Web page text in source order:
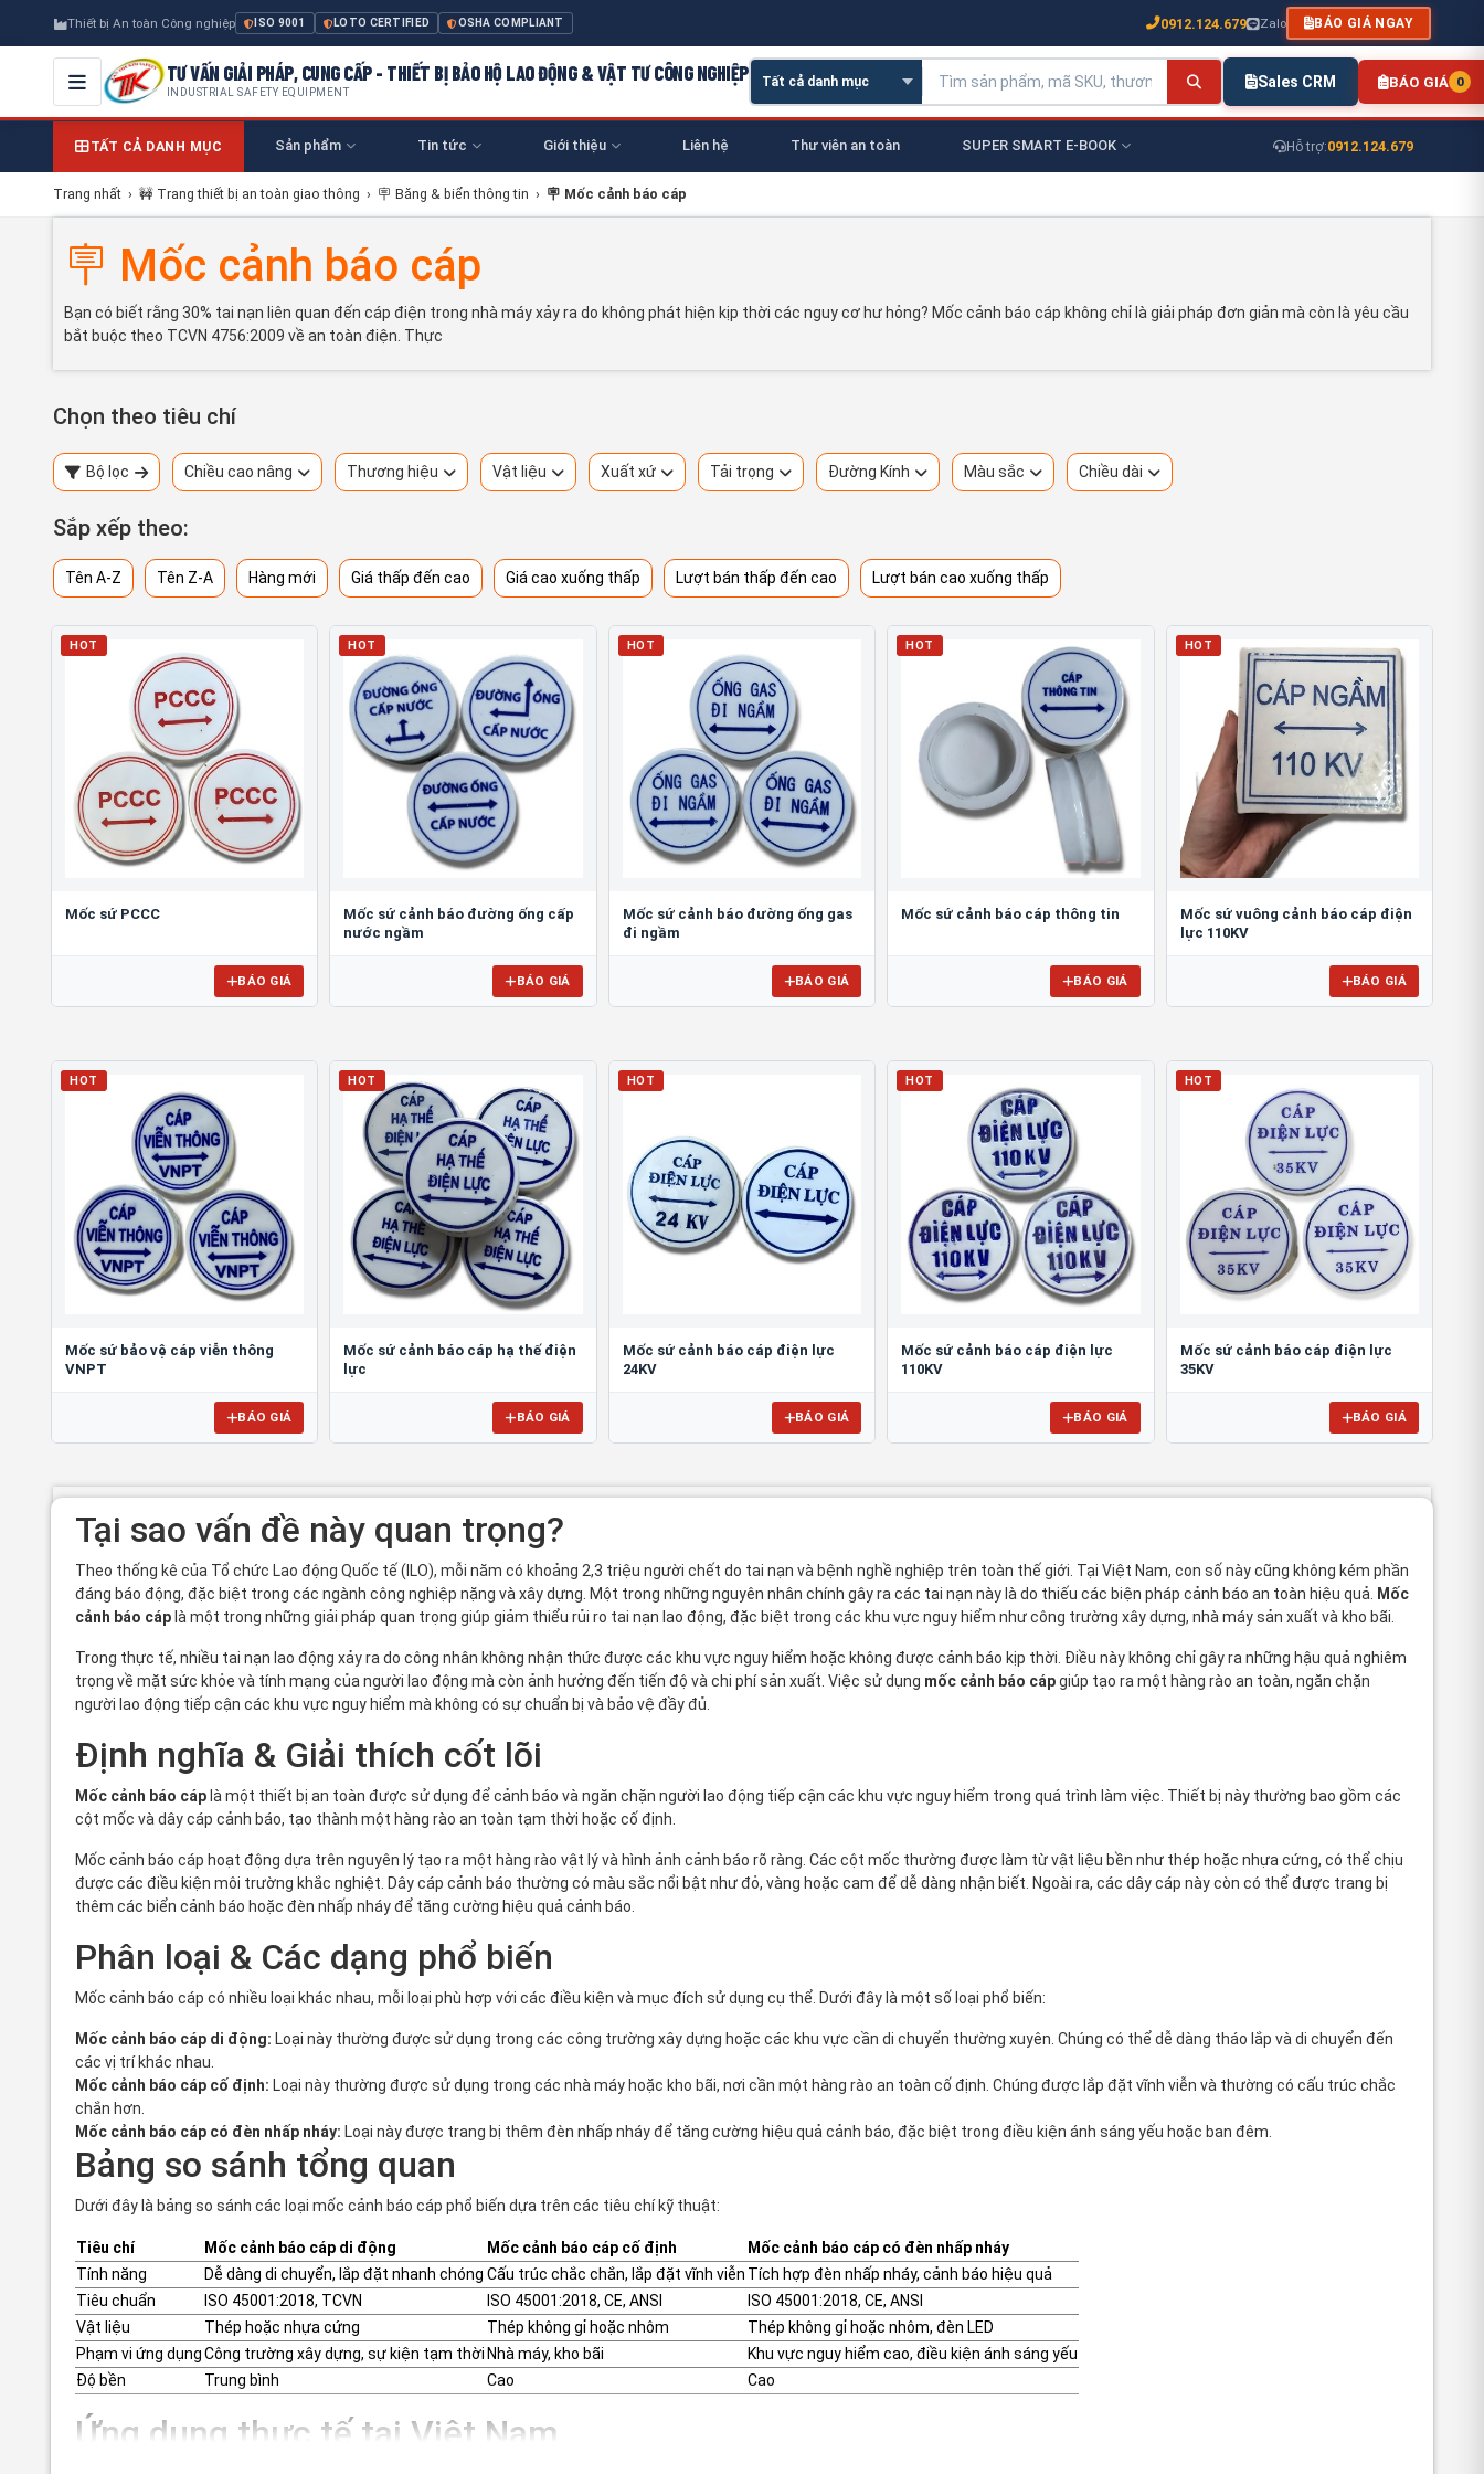
Thiết bị An toàn Công nghiệp ISO 9001 LOTO CERTIFIED OSHA COMPLIANT 0912.124.679 Zalo BÁO GIÁ NGAY
TƯ VẤN GIẢI PHÁP, CUNG CẤP - THIẾT BỊ BẢO HỘ LAO ĐỘNG & VẬT TƯ CÔNG NGHIỆP
INDUSTRIAL SAFETY EQUIPMENT
Sales CRM BÁO GIÁ 0
TẤT CẢ DANH MỤC Sản phẩm Tin tức Giới thiệu Liên hệ Thư viên an toàn SUPER SMART E-BOOK Hỗ trợ:0912.124.679
Trang nhất › 🚧 Trang thiết bị an toàn giao thông › 🪧 Băng & biển thông tin › 🪧 Mốc cảnh báo cáp
🪧 Mốc cảnh báo cáp
Bạn có biết rằng 30% tai nạn liên quan đến cáp điện trong nhà máy xảy ra do không phát hiện kịp thời các nguy cơ hư hỏng? Mốc cảnh báo cáp không chỉ là giải pháp đơn giản mà còn là yêu cầu
bắt buộc theo TCVN 4756:2009 về an toàn điện. Thực
Chọn theo tiêu chí
Bộ lọc Chiều cao nâng Thương hiệu Vật liệu Xuất xứ Tải trọng Đường Kính Màu sắc Chiều dài
Sắp xếp theo:
Tên A-Z Tên Z-A Hàng mới Giá thấp đến cao Giá cao xuống thấp Lượt bán thấp đến cao Lượt bán cao xuống thấp
HOT
​​​​​​​​​​​​​​Mốc sứ PCCC
BÁO GIÁ
HOT
Mốc sứ cảnh báo đường ống cấp
nước ngầm
BÁO GIÁ
HOT
Mốc sứ cảnh báo đường ống gas
đi ngầm
BÁO GIÁ
HOT
Mốc sứ cảnh báo cáp thông tin
BÁO GIÁ
HOT
Mốc sứ vuông cảnh báo cáp điện
lực 110KV
BÁO GIÁ
HOT
Mốc sứ bảo vệ cáp viễn thông
VNPT
BÁO GIÁ
HOT
Mốc sứ cảnh báo cáp hạ thế điện
lực
BÁO GIÁ
HOT
Mốc sứ cảnh báo cáp điện lực
24KV
BÁO GIÁ
HOT
Mốc sứ cảnh báo cáp điện lực
110KV
BÁO GIÁ
HOT
Mốc sứ cảnh báo cáp điện lực
35KV
BÁO GIÁ
Tại sao vấn đề này quan trọng?
Theo thống kê của Tổ chức Lao động Quốc tế (ILO), mỗi năm có khoảng 2,3 triệu người chết do tai nạn và bệnh nghề nghiệp trên toàn thế giới. Tại Việt Nam, con số này cũng không kém phần
đáng báo động, đặc biệt trong các ngành công nghiệp nặng và xây dựng. Một trong những nguyên nhân chính gây ra các tai nạn này là do thiếu các biện pháp cảnh báo an toàn hiệu quả.
Mốc
cảnh báo cáp là một trong những giải pháp quan trọng giúp giảm thiểu rủi ro tai nạn lao động, đặc biệt trong các khu vực nguy hiểm như công trường xây dựng, nhà máy sản xuất và kho bãi.
Trong thực tế, nhiều tai nạn lao động xảy ra do công nhân không nhận thức được các khu vực nguy hiểm hoặc không được cảnh báo kịp thời. Điều này không chỉ gây ra những hậu quả nghiêm
trọng về mặt sức khỏe và tính mạng của người lao động mà còn ảnh hưởng đến tiến độ và chi phí sản xuất. Việc sử dụng mốc cảnh báo cápgiúp tạo ra một hàng rào an toàn, ngăn chặn
người lao động tiếp cận các khu vực nguy hiểm mà không có sự chuẩn bị và bảo vệ đầy đủ.
Định nghĩa & Giải thích cốt lõi
Mốc cảnh báo cáp là một thiết bị an toàn được sử dụng để cảnh báo và ngăn chặn người lao động tiếp cận các khu vực nguy hiểm trong quá trình làm việc. Thiết bị này thường bao gồm các
cột mốc và dây cáp cảnh báo, tạo thành một hàng rào an toàn tạm thời hoặc cố định.
Mốc cảnh báo cáp hoạt động dựa trên nguyên lý tạo ra một hàng rào vật lý và hình ảnh cảnh báo rõ ràng. Các cột mốc thường được làm từ vật liệu bền như thép hoặc nhựa cứng, có thể chịu
được các điều kiện môi trường khắc nghiệt. Dây cáp cảnh báo thường có màu sắc nổi bật như đỏ, vàng hoặc cam để dễ dàng nhận biết. Ngoài ra, các dây cáp này còn có thể được trang bị
thêm các biển cảnh báo hoặc đèn nhấp nháy để tăng cường hiệu quả cảnh báo.
Phân loại & Các dạng phổ biến
Mốc cảnh báo cáp có nhiều loại khác nhau, mỗi loại phù hợp với các điều kiện và mục đích sử dụng cụ thể. Dưới đây là một số loại phổ biến:
Mốc cảnh báo cáp di động: Loại này thường được sử dụng trong các công trường xây dựng hoặc các khu vực cần di chuyển thường xuyên. Chúng có thể dễ dàng tháo lắp và di chuyển đến
các vị trí khác nhau.
Mốc cảnh báo cáp cố định: Loại này thường được sử dụng trong các nhà máy hoặc kho bãi, nơi cần một hàng rào an toàn cố định. Chúng được lắp đặt vĩnh viễn và thường có cấu trúc chắc
chắn hơn.
Mốc cảnh báo cáp có đèn nhấp nháy: Loại này được trang bị thêm đèn nhấp nháy để tăng cường hiệu quả cảnh báo, đặc biệt trong điều kiện ánh sáng yếu hoặc ban đêm.
Bảng so sánh tổng quan
Dưới đây là bảng so sánh các loại mốc cảnh báo cáp phổ biến dựa trên các tiêu chí kỹ thuật:
Tiêu chí Mốc cảnh báo cáp di động Mốc cảnh báo cáp cố định
Mốc cảnh báo cáp có đèn nhấp nháy
Tính năng
Dễ dàng di chuyển, lắp đặt nhanh chóng Cấu trúc chắc chắn, lắp đặt vĩnh viễn Tích hợp đèn nhấp nháy, cảnh báo hiệu quả
Tiêu chuẩn
ISO 45001:2018, TCVN ISO 45001:2018, CE, ANSI
ISO 45001:2018, CE, ANSI
Vật liệu
Thép hoặc nhựa cứng Thép không gỉ hoặc nhôm
Thép không gỉ hoặc nhôm, đèn LED
Phạm vi ứng dụngCông trường xây dựng, sự kiện tạm thời Nhà máy, kho bãi
Khu vực nguy hiểm cao, điều kiện ánh sáng yếu
Độ bền
Trung bình Cao Cao
Ứng dụng thực tế tại Việt Nam